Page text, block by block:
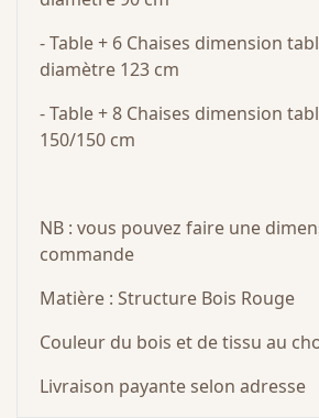
- Table + 6 Chaises dimension
diamètre 123 cm
- Table + 8 Chaises dimension
150/150 cm
NB : vous pouvez faire une
commande
Matière : Structure Bois Rouge
Couleur du bois et de tissu au
Livraison payante selon adresse